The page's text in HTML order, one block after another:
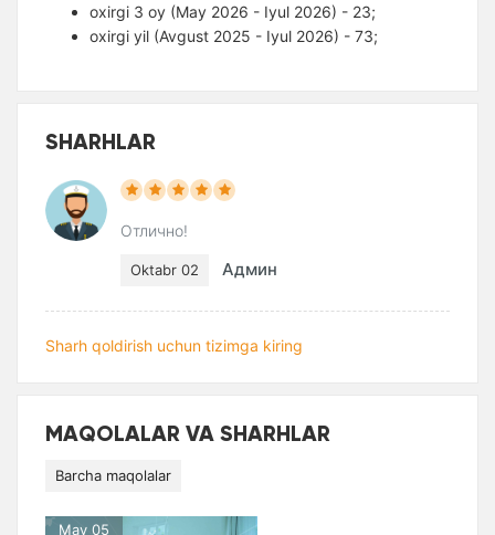
oxirgi 3 oy (May 2026 - Iyul 2026) - 23;
oxirgi yil (Avgust 2025 - Iyul 2026) - 73;
SHARHLAR
Отлично!
Oktabr 02 Админ
Sharh qoldirish uchun tizimga kiring
MAQOLALAR VA SHARHLAR
Barcha maqolalar
May 05